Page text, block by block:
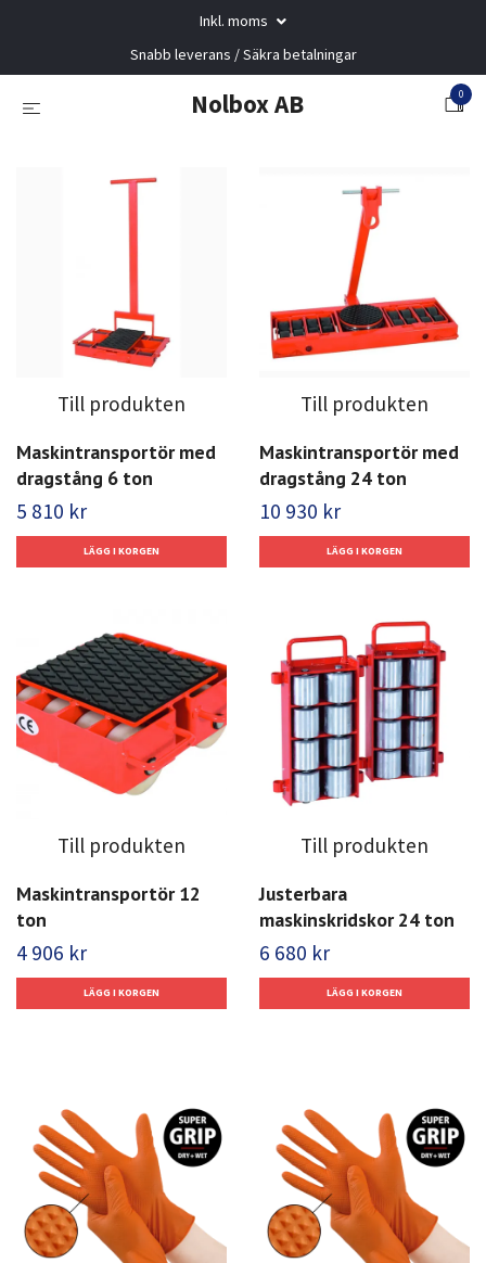
Inkl. moms
Snabb leverans / Säkra betalningar
Nolbox AB 0
Till produkten
Maskintransportör med
dragstång 6 ton
5 810 kr
Till produkten
Maskintransportör med
dragstång 24 ton
10 930 kr
Till produkten
Maskintransportör 12
ton
4 906 kr
Till produkten
Justerbara
maskinskridskor 24 ton
6 680 kr